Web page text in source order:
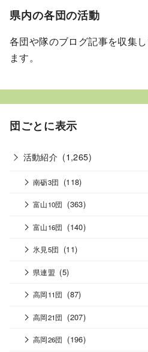
県内の各団の活動
各団や隊のブログ記事を収集
ます。
団ごとに表示
活動紹介 (1,265)
南砺3団 (118)
富山10団 (363)
富山16団 (140)
氷見5団 (11)
県連盟 (5)
高岡11団 (87)
高岡21団 (207)
高岡26団 (196)